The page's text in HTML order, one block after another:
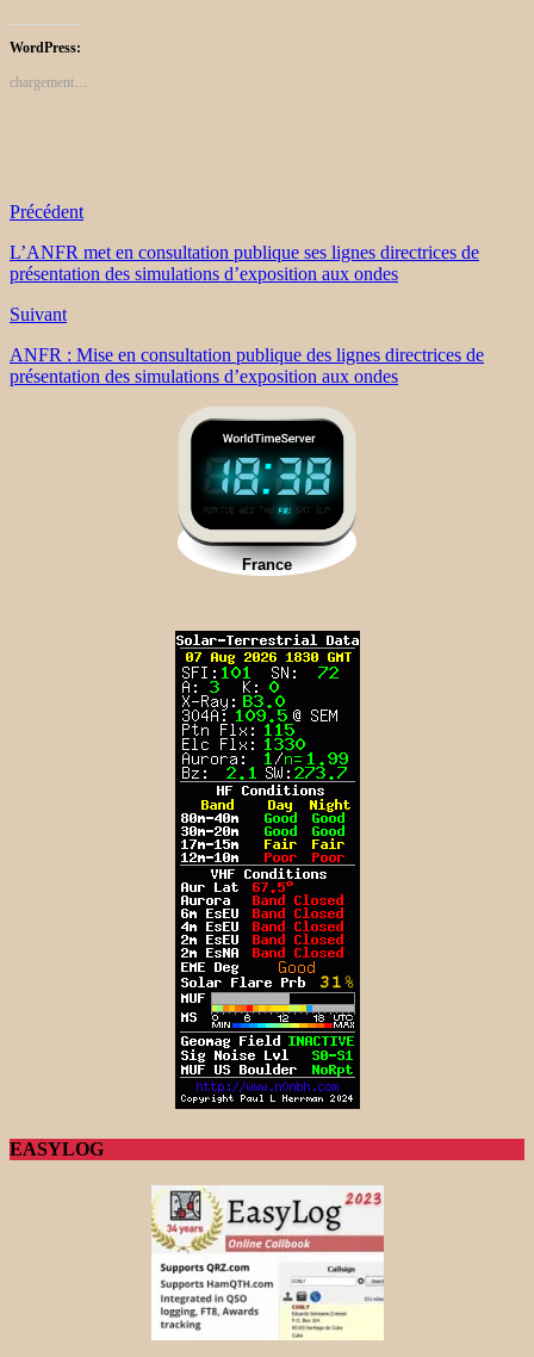
WordPress:
chargement…
Précédent
L’ANFR met en consultation publique ses lignes directrices de
présentation des simulations d’exposition aux ondes
Suivant
ANFR : Mise en consultation publique des lignes directrices de
présentation des simulations d’exposition aux ondes
EASYLOG